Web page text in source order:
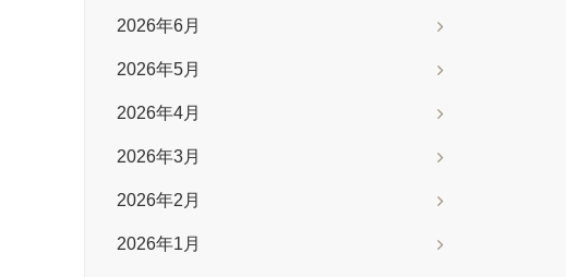
2026年6月
2026年5月
2026年4月
2026年3月
2026年2月
2026年1月